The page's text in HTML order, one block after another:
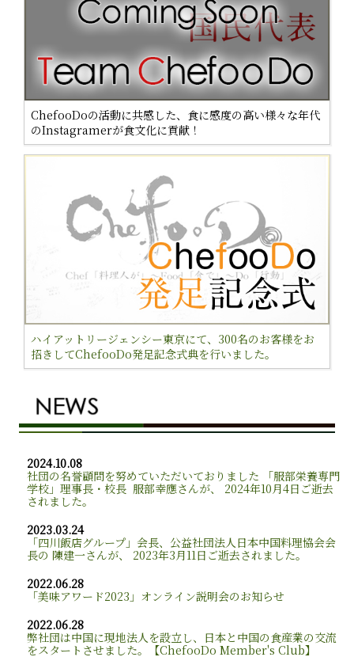
ChefooDoの活動に共感した、食に感度の高い様々な年代
のInstagramerが食文化に貢献！
ハイアットリージェンシー東京にて、300名のお客様をお
招きしてChefooDo発足記念式典を行いました。
2024.10.08
社団の名誉顧問を努めていただいておりました 「服部栄養専門
学校」理事長・校長 服部幸應さんが、 2024年10月4日ご逝去
されました。
2023.03.24
「四川飯店グループ」会長、公益社団法人日本中国料理協会会
長の 陳建一さんが、 2023年3月11日ご逝去されました。
2022.06.28
「美味アワード2023」オンライン説明会のお知らせ
2022.06.28
弊社団は中国に現地法人を設立し、日本と中国の食産業の交流
をスタートさせました。【ChefooDo Member's Club】